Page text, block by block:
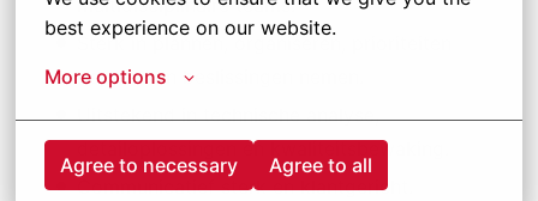
best experience on our website.
More options
Agree to necessary Agree to all
multidisciplinaire teams.
Sterk in plannen, organiseren, prioriteiten
bepalen en beslissingen nemen.
Uitstekend in technische analyse,
detailoplossingen en kwaliteitsbewaking.
Communicatief sterk en klantgericht.